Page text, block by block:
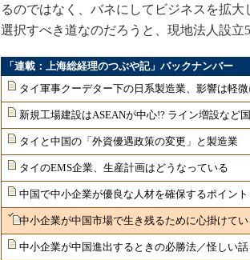
るのではなく、バネにしてビジネスを拡
選択すべき道なのだろうと、現地法人設立
「連載：上海総経理のつぶや記」バックナンバー
タイ軍事クーデター下の日系製造業、影響は軽
新規工場建設はASEANが中心!? ライン増設など
タイと中国の「外資優遇政策の変更」と製造業
タイのEMS企業、生産計画はどうなっている
中国で中小企業が優良な人材を確保するポイント
中小企業が中国市場で生き残るために心掛けてい
中小企業が中国進出するときの必勝法／怪しい